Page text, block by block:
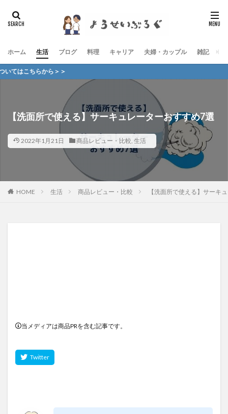
ホーム 生活 ブログ 料理 キャリア 夫婦・カップル 雑記
ら＞＞
【洗面所で使える】サーキュレーターおすすめ7選
2022年1月21日 商品レビュー・比較, 生活
HOME 生活 商品レビュー・比較 【洗面所で使える】サーキ
当メディアは商品PRを含む記事です。